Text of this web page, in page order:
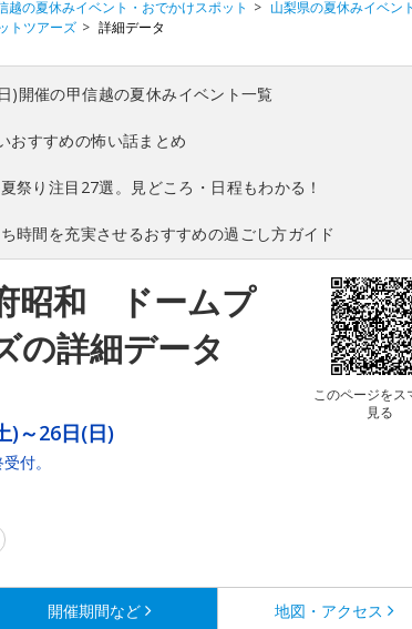
越の夏休みイベント・おでかけスポット 山梨県の夏休みイベン
トツアーズ
詳細データ
)開催の甲信越の夏休みイベント一覧
おすすめの怖い話まとめ
祭り注目27選。見どころ・日程もわかる！
時間を充実させるおすすめの過ごし方ガイド
昭和 ドームプ
の詳細データ
このページをス
見る
)～26日(日)
付。
開催期間など 地図・アクセス